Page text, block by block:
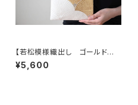
【若松模様織出し ゴールド
シルク帯リメイク ミニサブバック
フォーマルバック】日常使い、結
¥5,600